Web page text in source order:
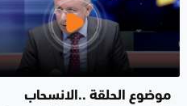
موضوع الحلقة ..الانسحاب